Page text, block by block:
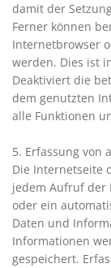
damit der
Ferner können
Internetbrowser
werden. Dies ist
Deaktiviert die
dem genutzten
alle Funktionen
5. Erfassung von
Die Internetseite
jedem Aufruf der
oder ein
Daten und
Informationen
gespeichert.